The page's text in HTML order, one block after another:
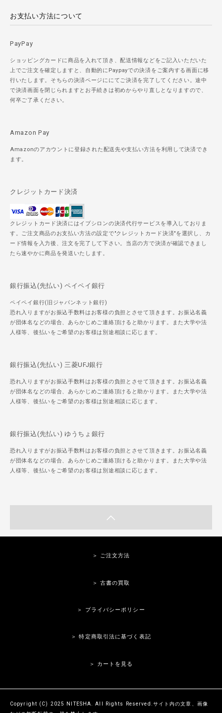
お支払い方法について
PayPay
ショッピングカードに商品を入れて頂き、配送情報などをご記入いただいた
上でご注文を確定しますと、自動的にPaypayでの決済をご案内する画面に移
行いたします。そちらの決済ページににてご決済を完了してください。途中
で決済画面を閉じられますとお手続きは初めからやり直しとなりますので、
何卒ご了承ください。
Amazon Pay
Amazonのアカウントに登録された配送先や支払い方法を利用して決済でき
ます。
クレジットカード決済
クレジットカード決済にはイプシロンの決済代行サービスを導入しておりま
す。ご注文商品のお支払い方法の設定で"クレジットカード決済"を選択し、カ
ード情報を入力後、注文を完了して下さい。当店の方で決済が確認できまし
たら速やかに商品を発送いたします。
銀行振込(先払い) ペイペイ銀行
ペイペイ銀行(旧ジャパンネット銀行)
恐れ入りますがお振込手数料はお客様の負担とさせて頂きます。お振込名義
が団体名などの場合、あらかじめご連絡頂けると助かります。また大学や法
人様等、後払いをご希望のお客様は別途相談に応じます。
銀行振込(先払い) 三菱UFJ銀行
恐れ入りますがお振込手数料はお客様の負担とさせて頂きます。お振込名義
が団体名などの場合、あらかじめご連絡頂けると助かります。また大学や法
人様等、後払いをご希望のお客様は別途相談に応じます。
銀行振込(先払い) ゆうちょ銀行
恐れ入りますがお振込手数料はお客様の負担とさせて頂きます。お振込名義
が団体名などの場合、あらかじめご連絡頂けると助かります。また大学や法
人様等、後払いをご希望のお客様は別途相談に応じます。
＞ ご注文方法
＞ 古書の買取
＞ プライバシーポリシー
＞ 特定商取引法に基づく表記
＞ カートを見る
Copyright (C) 2025 NITESHA. All Rights Reserved.サイト内の文章、画像